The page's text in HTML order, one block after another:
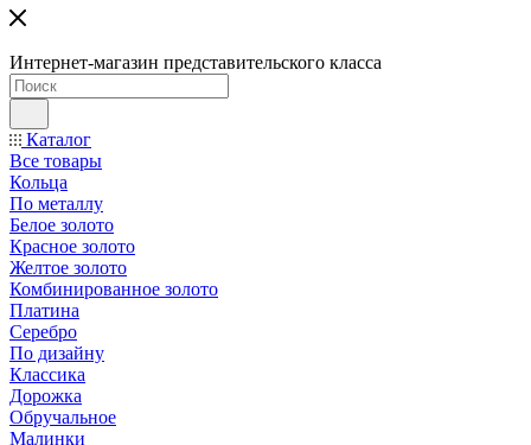
Интернет-магазин представительского класса
Каталог
Все товары
Кольца
По металлу
Белое золото
Красное золото
Желтое золото
Комбинированное золото
Платина
Серебро
По дизайну
Классика
Дорожка
Обручальное
Малинки